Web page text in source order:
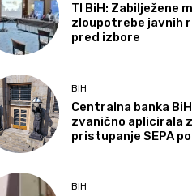
TI BiH: Zabilježene
zloupotrebe javnih
pred izbore
BIH
Centralna banka BiH
zvanično aplicirala
pristupanje SEPA
BIH